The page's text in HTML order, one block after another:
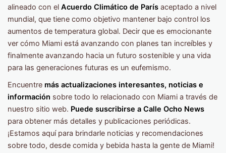
alineado con el Acuerdo Climático de París aceptado a nivel
mundial, que tiene como objetivo mantener bajo control los
aumentos de temperatura global. Decir que es emocionante
ver cómo Miami está avanzando con planes tan increíbles y
finalmente avanzando hacia un futuro sostenible y una vida
para las generaciones futuras es un eufemismo.
Encuentre más actualizaciones interesantes, noticias e
información sobre todo lo relacionado con Miami a través de
nuestro sitio web. Puede suscribirse a Calle Ocho News
para obtener más detalles y publicaciones periódicas.
¡Estamos aquí para brindarle noticias y recomendaciones
sobre todo, desde comida y bebida hasta la gente de Miami!